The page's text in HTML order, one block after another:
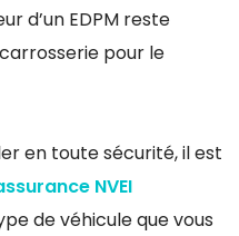
d’un EDPM reste
pour le
en toute sécurité, il est
NVEI
de véhicule que vous